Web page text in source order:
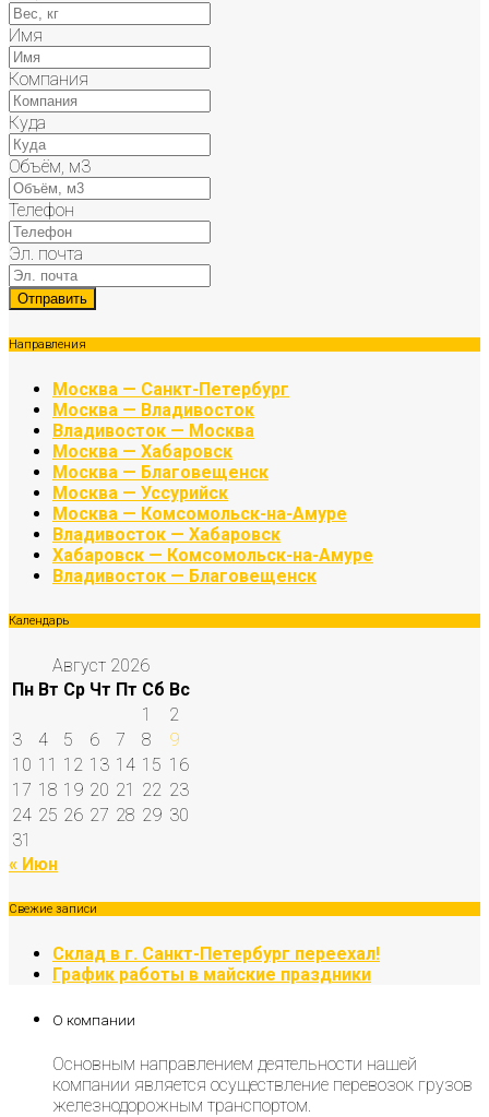
Имя
Компания
Куда
Объём, м3
Телефон
Эл. почта
Направления
Москва — Санкт-Петербург
Москва — Владивосток
Владивосток — Москва
Москва — Хабаровск
Москва — Благовещенск
Москва — Уссурийск
Москва — Комсомольск-на-Амуре
Владивосток — Хабаровск
Хабаровск — Комсомольск-на-Амуре
Владивосток — Благовещенск
Календарь
Август 2026
Пн Вт Ср Чт Пт Сб Вс
1
2
3
4 5 6 7 8
9
10 11 12 13 14 15 16
17 18 19 20 21 22 23
24 25 26 27 28 29 30
31
« Июн
Свежие записи
Склад в г. Санкт-Петербург переехал!
График работы в майские праздники
О компании
Основным направлением деятельности нашей
компании является осуществление перевозок грузов
железнодорожным транспортом.